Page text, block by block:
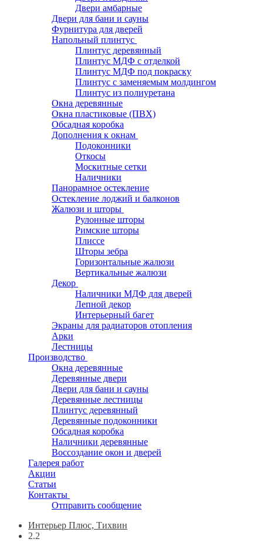
Двери амбарные
Двери для бани и сауны
Фурнитура для дверей
Напольный плинтус
Плинтус деревянный
Плинтус МДФ с отделкой
Плинтус МДФ под покраску
Плинтус с заменяемым молдингом
Плинтус из полиуретана
Окна деревянные
Окна пластиковые (ПВХ)
Обсадная коробка
Дополнения к окнам
Подоконники
Откосы
Москитные сетки
Наличники
Панорамное остекление
Остекление лоджий и балконов
Жалюзи и шторы
Рулонные шторы
Римские шторы
Плиссе
Шторы зебра
Горизонтальные жалюзи
Вертикальные жалюзи
Декор
Наличники МДФ для дверей
Лепной декор
Интерьерный багет
Экраны для радиаторов отопления
Арки
Лестницы
Производство
Окна деревянные
Деревянные двери
Двери для бани и сауны
Деревянные лестницы
Плинтус деревянный
Деревянные подоконники
Обсадная коробка
Наличники деревянные
Воссоздание окон и дверей
Галерея работ
Акции
Статьи
Контакты
Отправить сообщение
Интерьер Плюс, Тихвин
2.2